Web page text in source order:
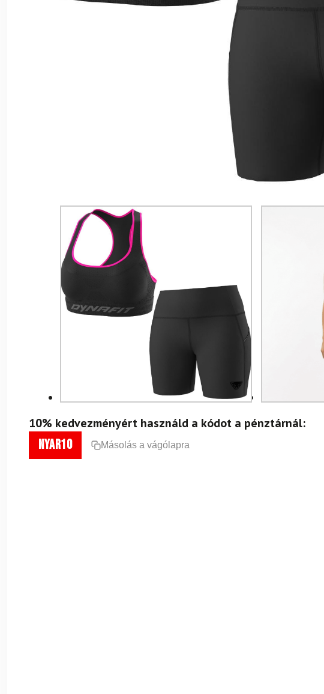
10% kedvezményért használd a kódot a pénztárnál:
nyar10 Másolás a vágólapra